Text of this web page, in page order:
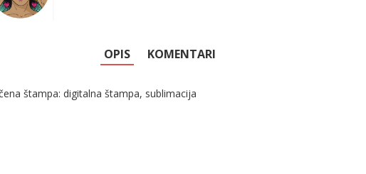
OPIS KOMENTARI
štampa: digitalna štampa, sublimacija